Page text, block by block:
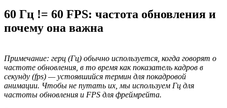
60 Гц != 60 FPS: частота обновления и
почему она важна
Примечание: герц (Гц) обычно используется, когда говорят о
частоте обновления, в то время как показатель кадров в
секунду (fps) — устоявшийся термин для покадровой
анимации. Чтобы не путать их, мы используем Гц для
частоты обновления и FPS для фреймрейта.